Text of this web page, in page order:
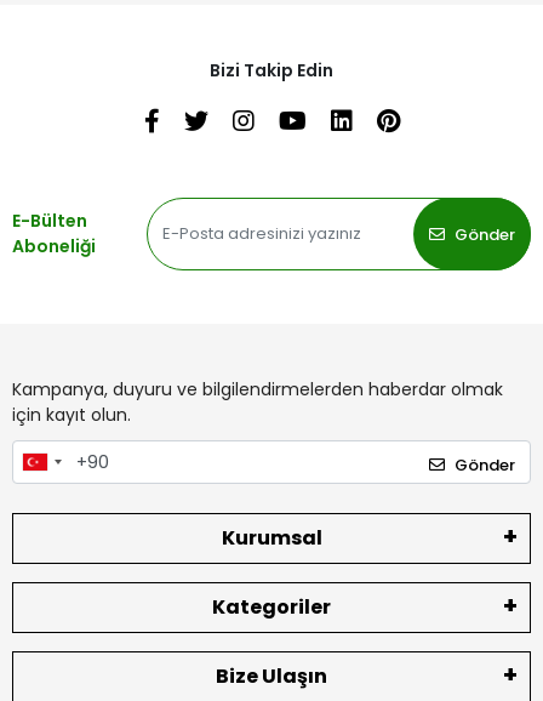
Bizi Takip Edin
E-Bülten
Aboneliği
Gönder
Kampanya, duyuru ve bilgilendirmelerden haberdar olmak
için kayıt olun.
Gönder
Kurumsal
Kategoriler
Bize Ulaşın